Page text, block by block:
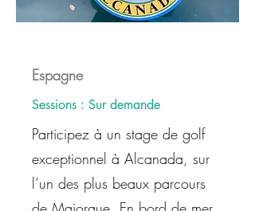
Espagne
Sessions : Sur demande
Participez à un stage de golf
exceptionnel à Alcanada, sur
l’un des plus beaux parcours